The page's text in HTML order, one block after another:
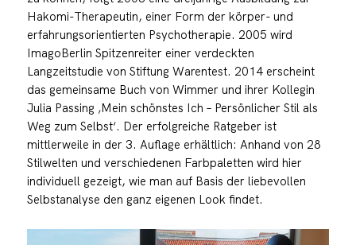
Hakomi-Therapeutin, einer Form der körper- und
erfahrungsorientierten Psychotherapie. 2005 wird
ImagoBerlin Spitzenreiter einer verdeckten
Langzeitstudie von Stiftung Warentest. 2014 erscheint
das gemeinsame Buch von Wimmer und ihrer Kollegin
Julia Passing ‚Mein schönstes Ich – Persönlicher Stil als
Weg zum Selbst‘. Der erfolgreiche Ratgeber ist
mittlerweile in der 3. Auflage erhältlich: Anhand von 28
Stilwelten und verschiedenen Farbpaletten wird hier
individuell gezeigt, wie man auf Basis der liebevollen
Selbstanalyse den ganz eigenen Look findet.